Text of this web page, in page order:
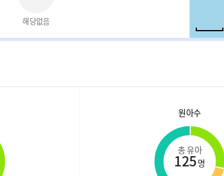
해당없음
원아수
총 유아
125명